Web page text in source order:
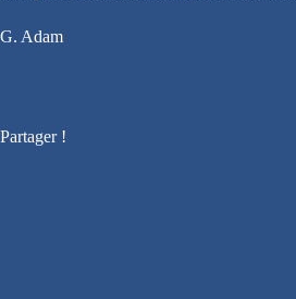
G. Adam
Partager !